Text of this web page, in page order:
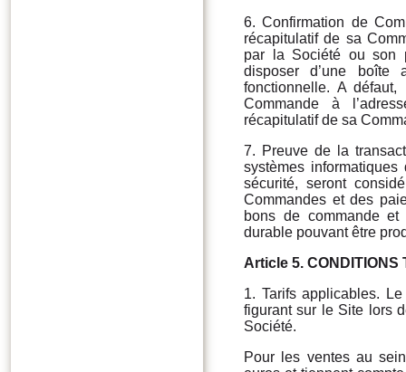
6. Confirmation de
récapitulatif de sa
par la Société ou son
disposer d’une boîte
fonctionnelle. A
Commande à
récapitulatif de sa
7. Preuve de la
systèmes
sécurité, seront
Commandes et des
bons de commande
durable pouvant être
Article 5. CONDITIONS
1. Tarifs applicables.
figurant sur le Site lors
Société.
Pour les ventes au